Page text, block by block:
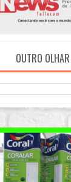
OUTRO OLHAR